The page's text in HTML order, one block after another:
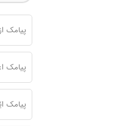
پیامک
پیامک
پیامک